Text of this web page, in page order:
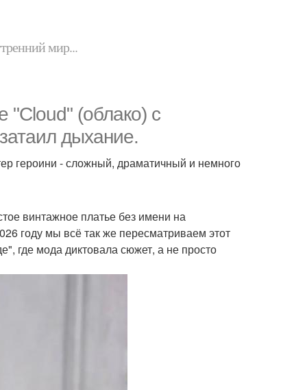
мир...
"Cloud" (облако) с
дыхание.
героини - сложный, драматичный и немного
винтажное платье без имени на
году мы всё так же пересматриваем этот
где мода диктовала сюжет, а не просто